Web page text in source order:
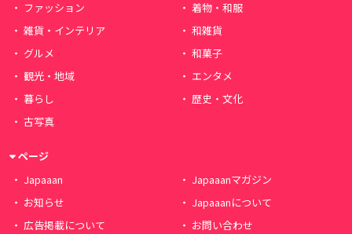
ファッション
着物・和服
雑貨・インテリア
和雑貨
グルメ
和菓子
観光・地域
エンタメ
暮らし
歴史・文化
古写真
ページ
Japaaan
Japaaanマガジン
お知らせ
Japaaanについて
広告掲載について
お問い合わせ